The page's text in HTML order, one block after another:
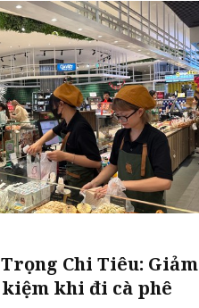
Chi Tiêu: Giảm
kiệm khi đi cà phê